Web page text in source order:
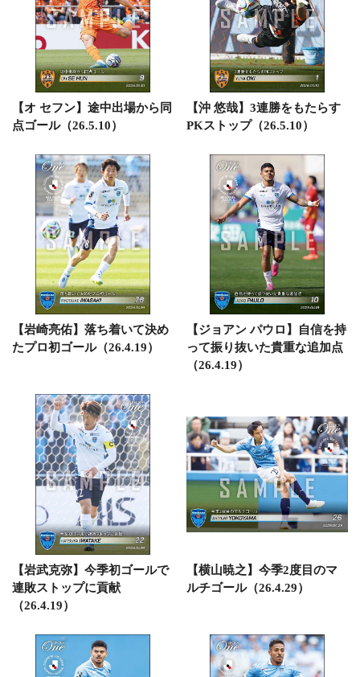
【オ セフン】途中出場から同
点ゴール（26.5.10）
【沖 悠哉】3連勝をもたらす
PKストップ（26.5.10）
【岩崎亮佑】落ち着いて決め
たプロ初ゴール（26.4.19）
【ジョアン パウロ】自信を持
って振り抜いた貴重な追加点
（26.4.19）
【岩武克弥】今季初ゴールで
連敗ストップに貢献
（26.4.19）
【横山暁之】今季2度目のマ
ルチゴール（26.4.29）